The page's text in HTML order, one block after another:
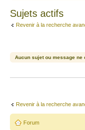
Sujets actifs
Revenir à la recherche
Aucun sujet ou message ne
Revenir à la recherche
Forum